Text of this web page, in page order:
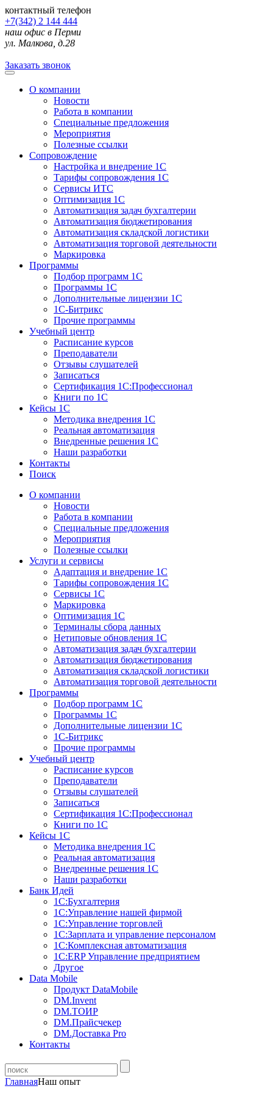
контактный телефон
+7(342) 2 144 444
наш офис в Перми
ул. Малкова, д.28
Заказать звонок
О компании
Новости
Работа в компании
Специальные предложения
Мероприятия
Полезные ссылки
Сопровождение
Настройка и внедрение 1С
Тарифы сопровождения 1С
Сервисы ИТС
Оптимизация 1С
Автоматизация задач бухгалтерии
Автоматизация бюджетирования
Автоматизация складской логистики
Автоматизация торговой деятельности
Маркировка
Программы
Подбор программ 1С
Программы 1С
Дополнительные лицензии 1С
1С-Битрикс
Прочие программы
Учебный центр
Расписание курсов
Преподаватели
Отзывы слушателей
Записаться
Сертификация 1С:Профессионал
Книги по 1С
Кейсы 1С
Методика внедрения 1С
Реальная автоматизация
Внедренные решения 1С
Наши разработки
Контакты
Поиск
О компании
Новости
Работа в компании
Специальные предложения
Мероприятия
Полезные ссылки
Услуги и сервисы
Адаптация и внедрение 1С
Тарифы сопровождения 1С
Сервисы 1С
Маркировка
Оптимизация 1С
Терминалы сбора данных
Нетиповые обновления 1С
Автоматизация задач бухгалтерии
Автоматизация бюджетирования
Автоматизация складской логистики
Автоматизация торговой деятельности
Программы
Подбор программ 1С
Программы 1С
Дополнительные лицензии 1С
1С-Битрикс
Прочие программы
Учебный центр
Расписание курсов
Преподаватели
Отзывы слушателей
Записаться
Сертификация 1С:Профессионал
Книги по 1С
Кейсы 1С
Методика внедрения 1С
Реальная автоматизация
Внедренные решения 1С
Наши разработки
Банк Идей
1С:Бухгалтерия
1С:Управление нашей фирмой
1С:Управление торговлей
1С:Зарплата и управление персоналом
1С:Комплексная автоматизация
1С:ERP Управление предприятием
Другое
Data Mobile
Продукт DataMobile
DM.Invent
DM.ТОИР
DM.Прайсчекер
DM.Доставка Pro
Контакты
ГлавнаяНаш опыт